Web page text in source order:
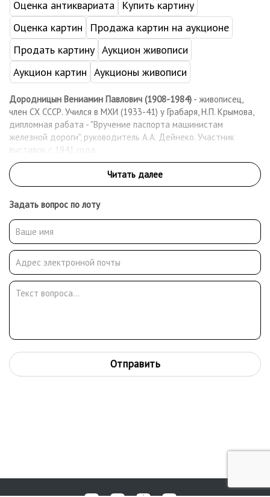
Оценка антиквариата
Купить картину
Оценка картин
Продажа картин на аукционе
Продать картину Аукцион живописи
Аукцион картин Аукционы живописи
Дородницын Вениамин Павлович (1908-1984) - живописец,
член СХ СССР. Учился в МХИ (1933-41) у Грабаря, Н.П. Крымова,
дипломная рабата - "Вручение паспорта машинистам
железной дороги", руководитель А.А. Дейнеко. Участник
выставок с 1941 года.
Задать вопрос по лоту
Отправить